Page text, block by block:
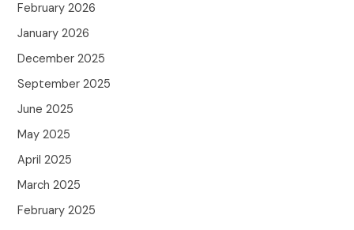
February 2026
January 2026
December 2025
September 2025
June 2025
May 2025
April 2025
March 2025
February 2025